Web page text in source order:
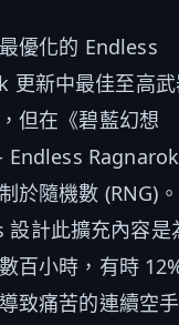
優化的 Endless
更新中最佳至高
但在《碧藍幻想
Endless Ragnarok
於隨機數 (RNG)。
設計此擴充內容是
百小時，有時
致痛苦的連續空